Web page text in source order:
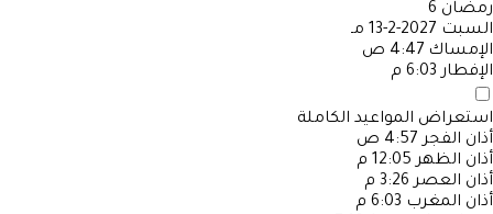
رمضان 6
السبت 2027-2-13 مـ
الإمساك 4:47 ص
الإفطار 6:03 م
استعراض المواعيد الكاملة
أذان الفجر 4:57 ص
أذان الظهر 12:05 م
أذان العصر 3:26 م
أذان المغرب 6:03 م